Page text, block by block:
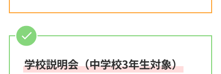
学校説明会（中学校3年生対象）